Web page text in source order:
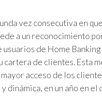
vez consecutiva en
a un reconocimiento
de Home Banking
cartera de clientes. Esta
acceso de los
dinámica, en un año en el